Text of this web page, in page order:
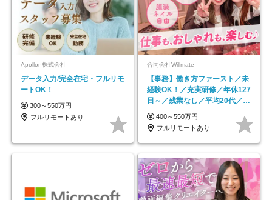
Apollon株式会社
データ入力/完全在宅・フルリモ
ートOK！
300～550万円
フルリモートあり
合同会社Willmate
【事務】働き方ファースト／未
経験OK！／充実研修／年休127
日～／残業なし／平均20代／リ
モートOK
400～550万円
フルリモートあり